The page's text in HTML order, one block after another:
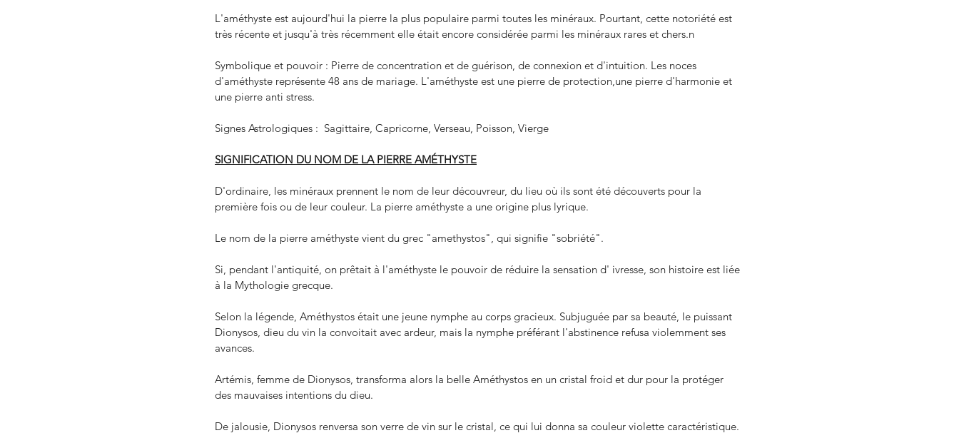
L'améthyste est aujourd'hui la pierre la plus populaire parmi toutes les minéraux. Pourtant, cette notoriété est
très récente et jusqu'à très récemment elle était encore considérée parmi les minéraux rares et chers.n
Symbolique et pouvoir : Pierre de concentration et de guérison, de connexion et d'intuition. Les noces
d'améthyste représente 48 ans de mariage. L'améthyste est une pierre de protection,une pierre d'harmonie et
une pierre anti stress.
Signes Astrologiques :  Sagittaire, Capricorne, Verseau, Poisson, Vierge
SIGNIFICATION DU NOM DE LA PIERRE AMÉTHYSTE
D'ordinaire, les minéraux prennent le nom de leur découvreur, du lieu où ils sont été découverts pour la
première fois ou de leur couleur. La pierre améthyste a une origine plus lyrique.
Le nom de la pierre améthyste vient du grec "amethystos", qui signifie "sobriété".
Si, pendant l'antiquité, on prêtait à l'améthyste le pouvoir de réduire la sensation d' ivresse, son histoire est liée
à la Mythologie grecque.
Selon la légende, Améthystos était une jeune nymphe au corps gracieux. Subjuguée par sa beauté, le puissant
Dionysos, dieu du vin la convoitait avec ardeur, mais la nymphe préférant l'abstinence refusa violemment ses
avances.
Artémis, femme de Dionysos, transforma alors la belle Améthystos en un cristal froid et dur pour la protéger
des mauvaises intentions du dieu.
De jalousie, Dionysos renversa son verre de vin sur le cristal, ce qui lui donna sa couleur violette caractéristique.